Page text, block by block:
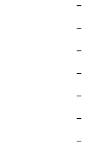
–
–
–
–
–
–
–